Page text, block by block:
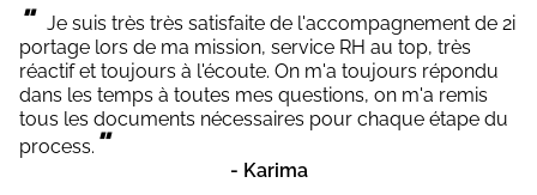
"
Je suis très très satisfaite de l'accompagnement de 2i
portage lors de ma mission, service RH au top, très
réactif et toujours à l'écoute. On m'a toujours répondu
dans les temps à toutes mes questions, on m'a remis
tous les documents nécessaires pour chaque étape du
process. "
- Karima